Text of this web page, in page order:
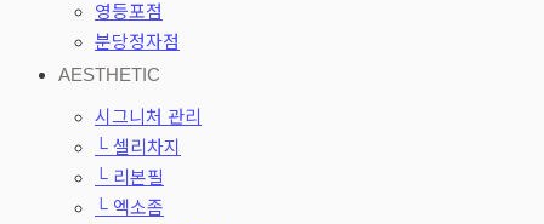
영등포점
분당정자점
AESTHETIC
시그니처 관리
└ 셀리차지
└ 리본필
└ 엑소좀